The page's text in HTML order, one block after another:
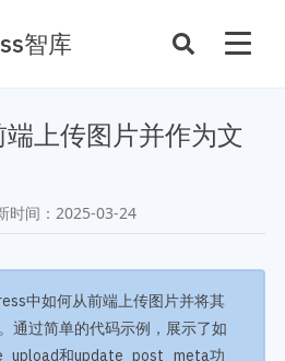
智库
性能优化
商店
插件商店
上传图片并作为文
时间： 2025-03-24
中如何从前端上传图片并将其
通过简单的代码示例，展示了如
和update_post_meta功